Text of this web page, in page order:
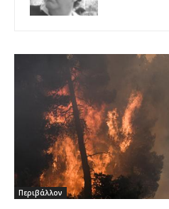
Περιβάλλον